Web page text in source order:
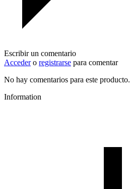
Escribir un comentario
Accedero registrarse para comentar
No hay comentarios para este producto.
Information